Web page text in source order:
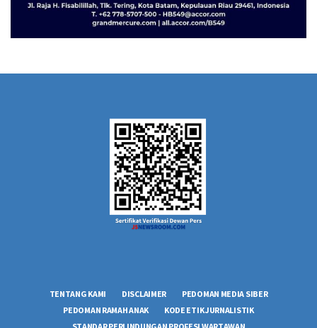
TENTANG KAMI DISCLAIMER
PEDOMAN MEDIA SIBER
PEDOMAN RAMAH ANAK
KODE ETIK JURNALISTIK